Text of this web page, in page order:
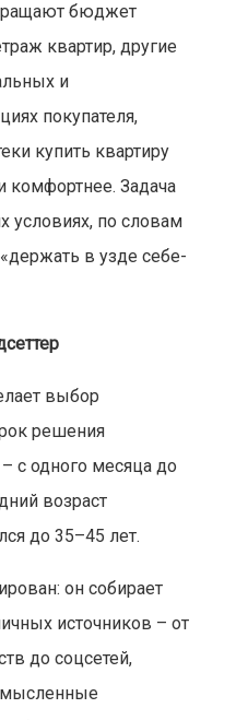
бюджет
квартир, другие
и
покупателя,
купить квартиру
комфортнее. Задача
условиях, по словам
в узде себе­
выбор
решения
с одного месяца до
возраст
до 35–45 лет.
он собирает
источников – от
до соцсетей,